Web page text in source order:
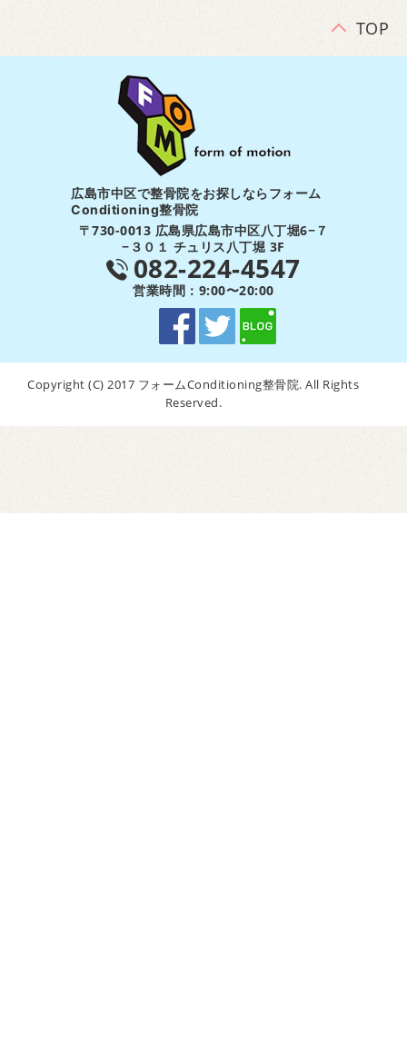
TOP
広島市中区で整骨院をお探しならフォーム
Conditioning整骨院
〒730-0013 広島県広島市中区八丁堀6−７
−３０１ チュリス八丁堀 3F
082-224-4547
営業時間：9:00〜20:00
Copyright (C) 2017 フォームConditioning整骨院. All Rights
Reserved.